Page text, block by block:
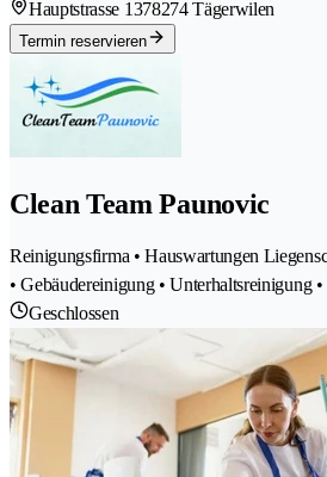
Hauptstrasse 1378274 Tägerwilen
Termin reservieren
Clean Team Paunovic
Reinigungsfirma • Hauswartungen
• Gebäudereinigung • Unterhaltsreinigung
Geschlossen